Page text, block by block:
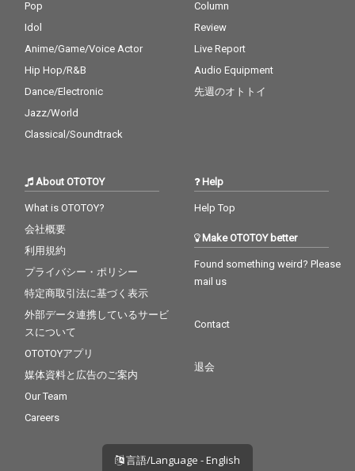
Pop
Idol
Anime/Game/Voice Actor
Hip Hop/R&B
Dance/Electronic
Jazz/World
Classical/Soundtrack
Column
Review
Live Report
Audio Equipment
先週のオトトイ
About OTOTOY
What is OTOTOY?
会社概要
利用規約
プライバシー・ポリシー
特定商取引法に基づく表示
外部データ連携しているサービ
スについて
OTOTOYアプリ
媒体資料と広告のご案内
Our Team
Careers
Help
Help Top
Make OTOTOY better
Found something weird? Please
mail us
Contact
退会
言語/Language - English